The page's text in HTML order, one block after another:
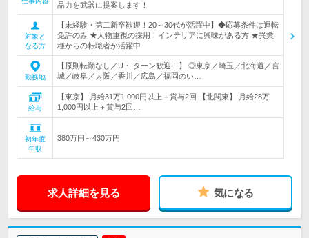
品力を武器に提案します！
対象と
なる方
【未経験・第二新卒歓迎！20～30代が活躍中】◆応募条件は運転
免許のみ ★人物重視の採用！インテリアに興味がある方 ★異業
種からの転職者が活躍中
勤務地
【原則転勤なし／U・Iターン歓迎！】 ◎東京／埼玉／北海道／宮
城／岐阜／大阪／香川／広島／福岡のい…
給与
【東京】 月給31万1,000円以上＋賞与2回 【北関東】 月給28万
1,000円以上＋賞与2回…
初年度
年収
380万円～430万円
求人詳細を見る 気になる